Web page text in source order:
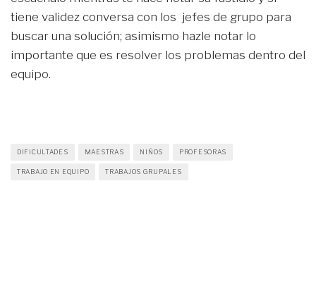
tiene validez conversa con los jefes de grupo para
buscar una solución; asimismo hazle notar lo
importante que es resolver los problemas dentro del
equipo.
DIFICULTADES MAESTRAS NIÑOS PROFESORAS
TRABAJO EN EQUIPO TRABAJOS GRUPALES